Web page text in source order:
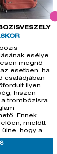
esélye
megnő
esetben, ha
családjában
ilyen
hiszen
a trombózisra
Ennek
mielőtt
ülne, hogy a